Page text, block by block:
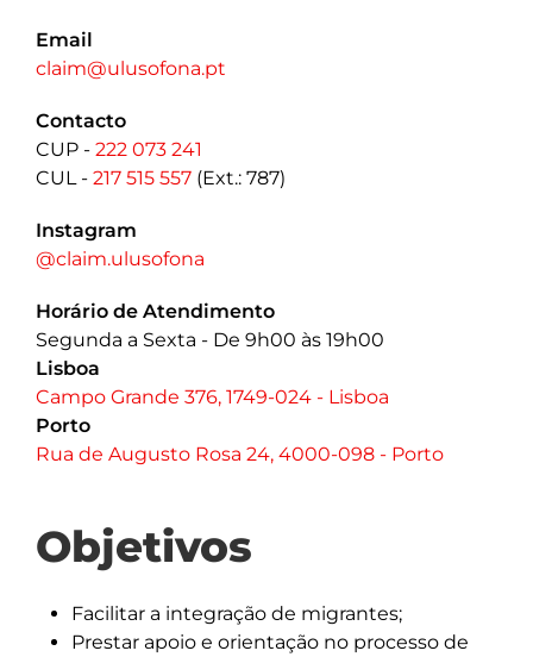
Email
claim@ulusofona.pt
Contacto
CUP - 222 073 241
CUL - 217 515 557 (Ext.: 787)
Instagram
@claim.ulusofona
Horário de Atendimento
Segunda a Sexta - De 9h00 às 19h00
Lisboa
Campo Grande 376, 1749-024 - Lisboa
Porto
Rua de Augusto Rosa 24, 4000-098 - Porto
Objetivos
Facilitar a integração de migrantes;
Prestar apoio e orientação no processo de